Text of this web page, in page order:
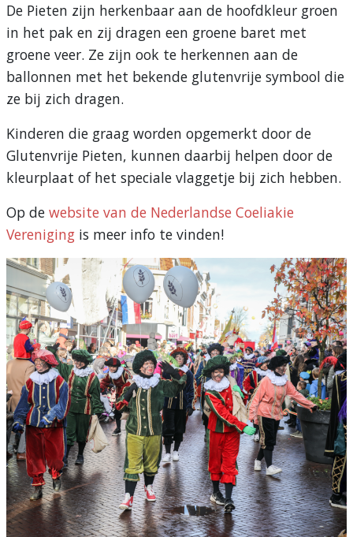
De Pieten zijn herkenbaar aan de hoofdkleur groen
in het pak en zij dragen een groene baret met
groene veer. Ze zijn ook te herkennen aan de
ballonnen met het bekende glutenvrije symbool die
ze bij zich dragen.
Kinderen die graag worden opgemerkt door de
Glutenvrije Pieten, kunnen daarbij helpen door de
kleurplaat of het speciale vlaggetje bij zich hebben.
Op de website van de Nederlandse Coeliakie
Vereniging is meer info te vinden!